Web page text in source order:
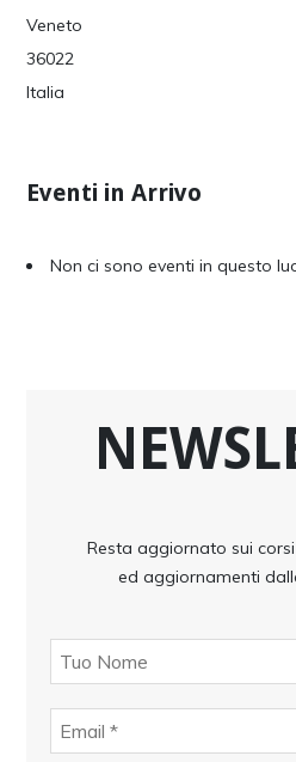
Veneto
36022
Italia
Eventi in Arrivo
Non ci sono eventi in questo
Resta aggiornato sui
ed aggiornamenti